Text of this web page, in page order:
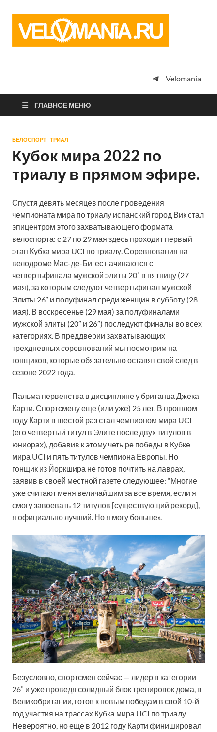
просто
Velomania
ГЛАВНОЕ МЕНЮ
ВЕЛОСПОРТ -ТРИАЛ
Кубок мира 2022 по
триалу в прямом эфире.
Спустя девять месяцев после проведения
чемпионата мира по триалу испанский город Вик стал
эпицентром этого захватывающего формата
велоспорта: с 27 по 29 мая здесь проходит первый
этап Кубка мира UCI по триалу. Соревнования на
велодроме Мас-де-Бигес начинаются с
четвертьфинала мужской элиты 20” в пятницу (27
мая), за которым следуют четвертьфинал мужской
Элиты 26” и полуфинал среди женщин в субботу (28
мая). В воскресенье (29 мая) за полуфиналами
мужской элиты (20” и 26”) последуют финалы во всех
категориях. В преддверии захватывающих
трехдневных соревнований мы посмотрим на
гонщиков, которые обязательно оставят свой след в
сезоне 2022 года.
Пальма первенства в дисциплине у британца Джека
Карти. Спортсмену еще (или уже) 25 лет. В прошлом
году Карти в шестой раз стал чемпионом мира UCI
(его четвертый титул в Элите после двух титулов в
юниорах), добавив к этому четыре победы в Кубке
мира UCI и пять титулов чемпиона Европы. Но
гонщик из Йоркшира не готов почтить на лаврах,
заявив в своей местной газете следующее: “Многие
уже считают меня величайшим за все время, если я
смогу завоевать 12 титулов [существующий рекорд],
я официально лучший. Но я могу больше».
Безусловно, спортсмен сейчас — лидер в категории
26” и уже проведя солидный блок тренировок дома, в
Великобритании, готов к новым победам в свой 10-й
год участия на трассах Кубка мира UCI по триалу.
Невероятно, но еще в 2012 году Карти финишировал